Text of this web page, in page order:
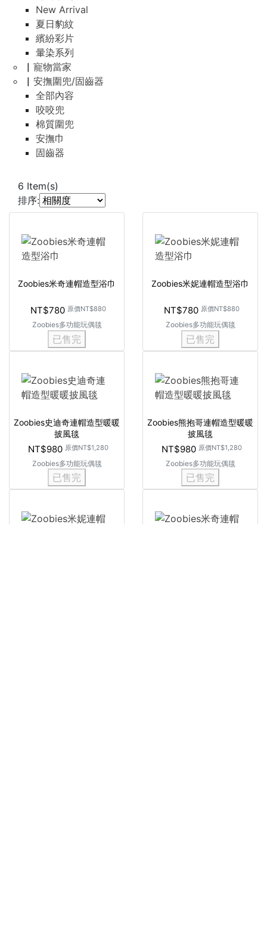
New Arrival
夏日豹紋
繽紛彩片
暈染系列
▏寵物當家
▏安撫圍兜/固齒器
全部內容
咬咬兜
棉質圍兜
安撫巾
固齒器
6 Item(s)
排序:
Zoobies米奇連帽造型浴巾
NT$780 原價NT$880
Zoobies多功能玩偶毯
已售完
Zoobies米妮連帽造型浴巾
NT$780 原價NT$880
Zoobies多功能玩偶毯
已售完
Zoobies史迪奇連帽造型暖暖
披風毯
NT$980 原價NT$1,280
Zoobies多功能玩偶毯
已售完
Zoobies熊抱哥連帽造型暖暖
披風毯
NT$980 原價NT$1,280
Zoobies多功能玩偶毯
已售完